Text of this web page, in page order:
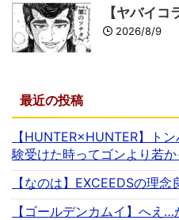
【ヤバイコ
2026/8/9
最近の投稿
【HUNTER×HUNTER】ト
験受けた時ってゴンより若
【なのは】EXCEEDSの理念
【ゴールデンカムイ】へえ